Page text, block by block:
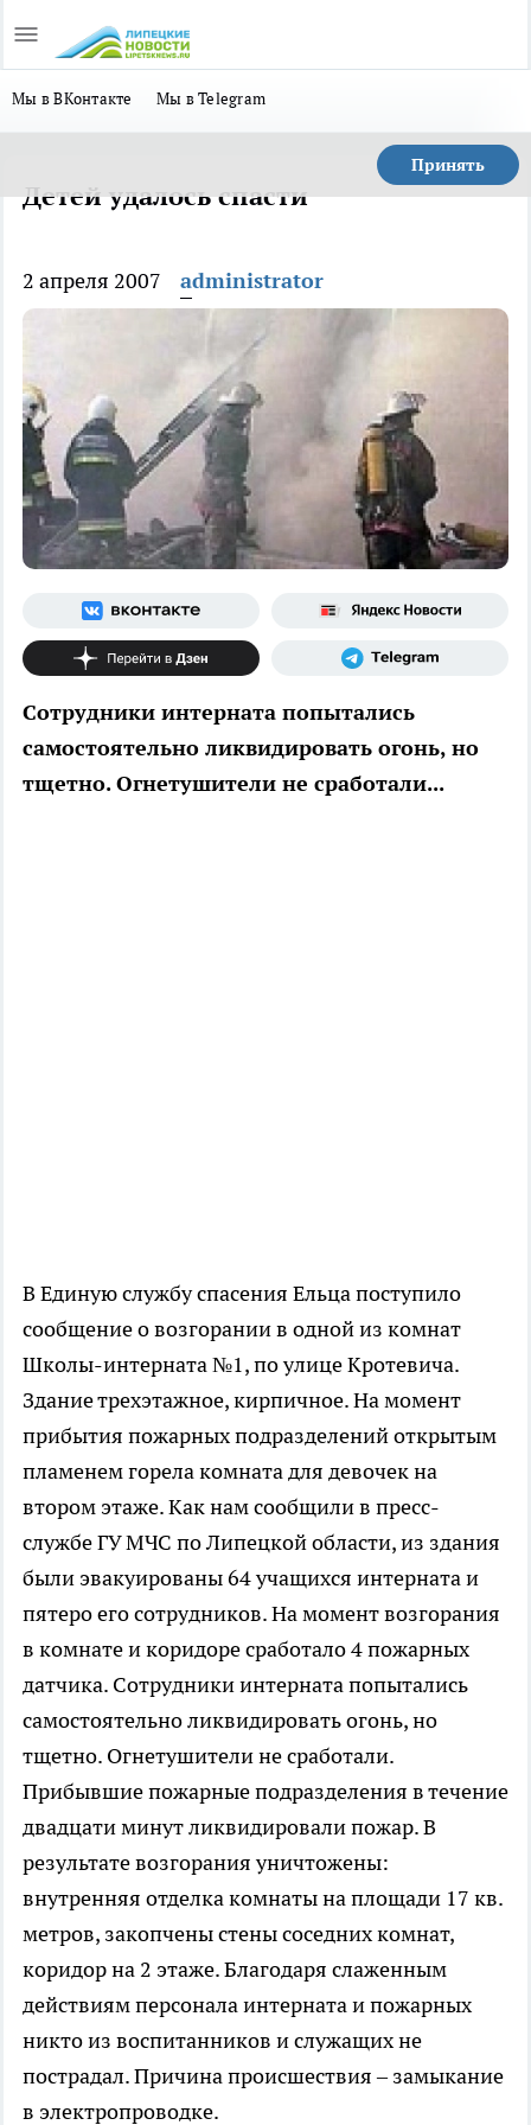
Мы в ВКонтакте Мы в Telegram
Принять
Детей удалось спасти
2 апреля 2007 administrator
Сотрудники интерната попытались
самостоятельно ликвидировать огонь, но
тщетно. Огнетушители не сработали...
В Единую службу спасения Ельца поступило
сообщение о возгорании в одной из комнат
Школы-интерната №1, по улице Кротевича.
Здание трехэтажное, кирпичное. На момент
прибытия пожарных подразделений открытым
пламенем горела комната для девочек на
втором этаже. Как нам сообщили в пресс-
службе ГУ МЧС по Липецкой области, из здания
были эвакуированы 64 учащихся интерната и
пятеро его сотрудников. На момент возгорания
в комнате и коридоре сработало 4 пожарных
датчика. Сотрудники интерната попытались
самостоятельно ликвидировать огонь, но
тщетно. Огнетушители не сработали.
Прибывшие пожарные подразделения в течение
двадцати минут ликвидировали пожар. В
результате возгорания уничтожены:
внутренняя отделка комнаты на площади 17 кв.
метров, закопчены стены соседних комнат,
коридор на 2 этаже. Благодаря слаженным
действиям персонала интерната и пожарных
никто из воспитанников и служащих не
пострадал. Причина происшествия – замыкание
в электропроводке.